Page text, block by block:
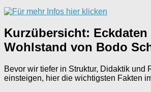
Kurzübersicht: Eckdaten
Wohlstand von Bodo
Bevor wir tiefer in Struktur, Didaktik und
einsteigen, hier die wichtigsten Fakten